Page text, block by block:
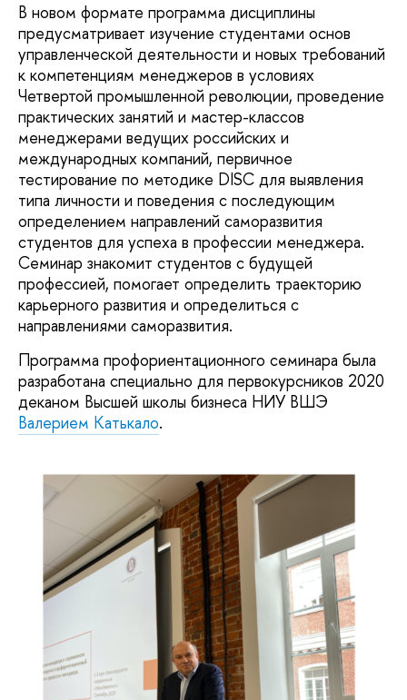
В новом формате программа дисциплины
предусматривает изучение студентами основ
управленческой деятельности и новых требований
к компетенциям менеджеров в условиях
Четвертой промышленной революции, проведение
практических занятий и мастер-классов
менеджерами ведущих российских и
международных компаний, первичное
тестирование по методике DISC для выявления
типа личности и поведения с последующим
определением направлений саморазвития
студентов для успеха в профессии менеджера.
Семинар знакомит студентов с будущей
профессией, помогает определить траекторию
карьерного развития и определиться с
направлениями саморазвития.
Программа профориентационного семинара была
разработана специально для первокурсников 2020
деканом Высшей школы бизнеса НИУ ВШЭ
Валерием Катькало.